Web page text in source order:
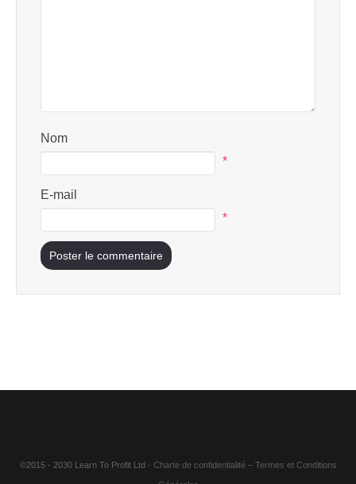
Nom
*
E-mail
*
©2015 - 2030 Learn To Profit Ltd - Charte de confidentialité– Termes et Conditions